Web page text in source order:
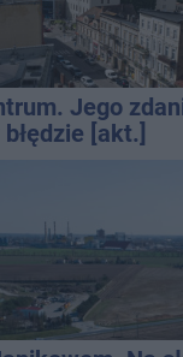
Jego
[akt.]